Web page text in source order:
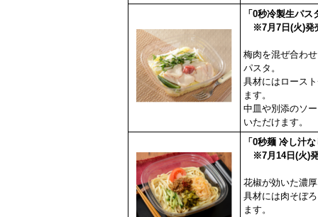
「0秒冷製生パ
※7月7日(火)発
梅肉を混ぜ合わ
パスタ。
具材にはロース
ます。
中皿や別添のソ
いただけます。
「0秒麺 冷し汁
※7月14日(火)
花椒が効いた濃
具材には肉そぼ
ます。